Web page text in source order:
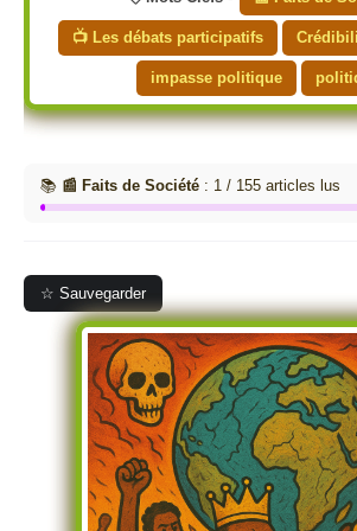
📺 Les débats participatifs
impasse politique
📚 📰 Faits de Société : 1 / 155 articles lus
☆ Sauvegarder